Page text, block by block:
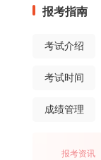
报考指南
考试介绍
考试时间
成绩管理
报考资讯